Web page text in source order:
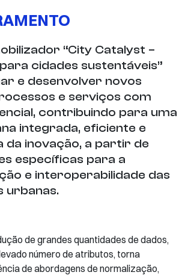
“City Catalyst –
cidades sustentáveis”
e desenvolver novos
e serviços com
contribuindo para uma
integrada, eficiente e
da inovação, a partir de
específicas para a
e interoperabilidade das
urbanas.
de grandes quantidades de dados,
número de atributos, torna
de abordagens de normalização,